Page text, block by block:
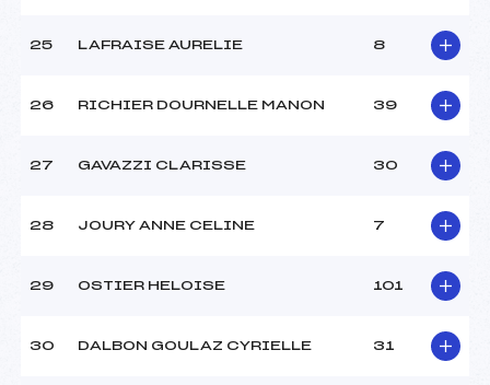
25 LAFRAISE AURELIE 8
26 RICHIER DOURNELLE MANON 39
27 GAVAZZI CLARISSE 30
28 JOURY ANNE CELINE 7
29 OSTIER HELOISE 101
30 DALBON GOULAZ CYRIELLE 31